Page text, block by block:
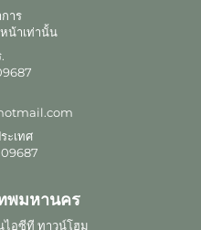
การ
น้าเท่านั้น
ะเทศ
พมหานคร
อซีที ทาวน์โฮม